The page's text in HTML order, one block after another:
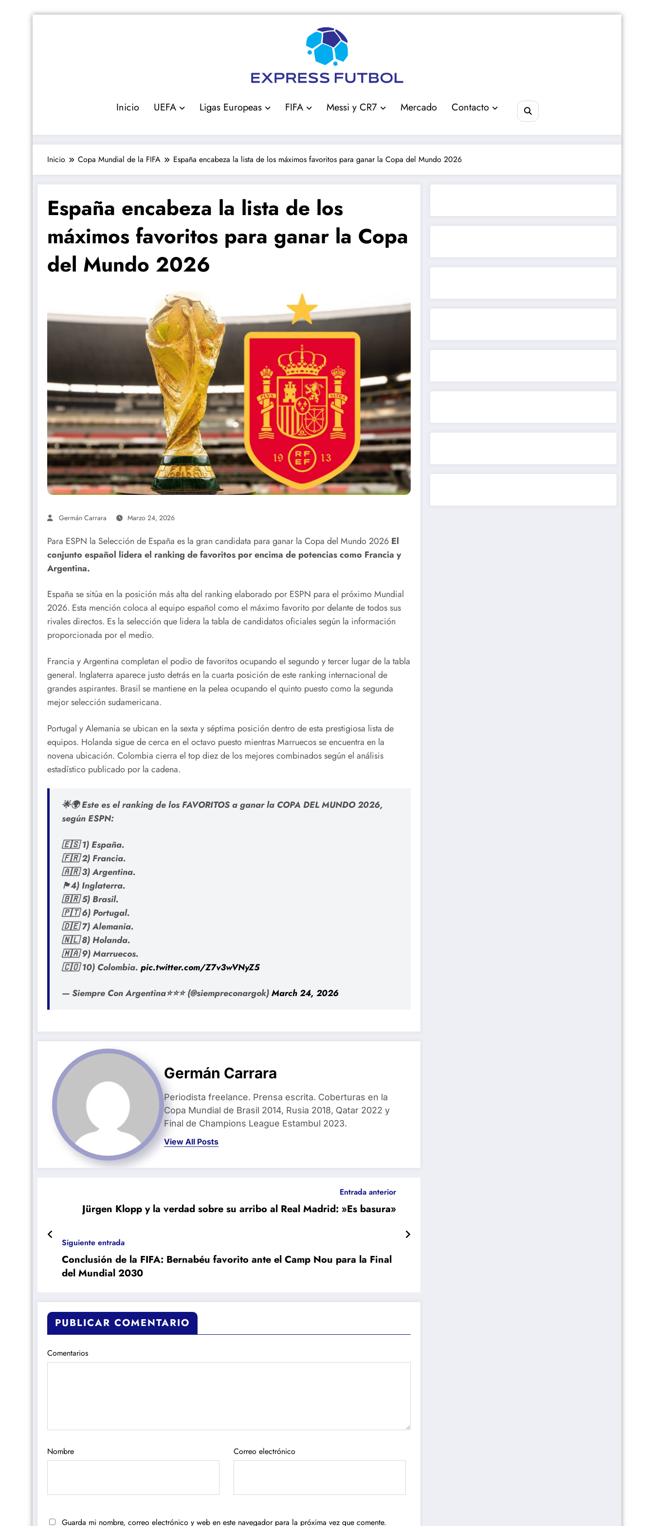
Inicio UEFA Ligas Europeas FIFA Messi y CR7 Mercado Contacto
Inicio Copa Mundial de la FIFA España encabeza la lista de los máximos favoritos para ganar la Copa del Mundo 2026
España encabeza la lista de los
máximos favoritos para ganar la Copa
del Mundo 2026
Germán Carrara Marzo 24, 2026
Para ESPN la Selección de España es la gran candidata para ganar la Copa del Mundo 2026 El
conjunto español lidera el ranking de favoritos por encima de potencias como Francia y
Argentina.
España se sitúa en la posición más alta del ranking elaborado por ESPN para el próximo Mundial
2026. Esta mención coloca al equipo español como el máximo favorito por delante de todos sus
rivales directos. Es la selección que lidera la tabla de candidatos oficiales según la información
proporcionada por el medio.
Francia y Argentina completan el podio de favoritos ocupando el segundo y tercer lugar de la tabla
general. Inglaterra aparece justo detrás en la cuarta posición de este ranking internacional de
grandes aspirantes. Brasil se mantiene en la pelea ocupando el quinto puesto como la segunda
mejor selección sudamericana.
Portugal y Alemania se ubican en la sexta y séptima posición dentro de esta prestigiosa lista de
equipos. Holanda sigue de cerca en el octavo puesto mientras Marruecos se encuentra en la
novena ubicación. Colombia cierra el top diez de los mejores combinados según el análisis
estadístico publicado por la cadena.
🌟🌍 Este es el ranking de los FAVORITOS a ganar la COPA DEL MUNDO 2026,
según ESPN:
🇪🇸 1) España.
🇫🇷 2) Francia.
🇦🇷 3) Argentina.
🏴󠁧󠁢󠁥󠁮󠁧󠁿4) Inglaterra.
🇧🇷 5) Brasil.
🇵🇹 6) Portugal.
🇩🇪 7) Alemania.
🇳🇱 8) Holanda.
🇲🇦 9) Marruecos.
🇨🇴 10) Colombia. pic.twitter.com/Z7v3wVNyZ5
— Siempre Con Argentina⭐⭐⭐ (@siempreconargok)March 24, 2026
Germán Carrara
Periodista freelance. Prensa escrita. Coberturas en la
Copa Mundial de Brasil 2014, Rusia 2018, Qatar 2022 y
Final de Champions League Estambul 2023.
View All Posts
Entrada anterior
Jürgen Klopp y la verdad sobre su arribo al Real Madrid: »Es basura»
Siguiente entrada
Conclusión de la FIFA: Bernabéu favorito ante el Camp Nou para la Final
del Mundial 2030
PUBLICAR COMENTARIO
Comentarios
Nombre Correo electrónico
Guarda mi nombre, correo electrónico y web en este navegador para la próxima vez que comente.